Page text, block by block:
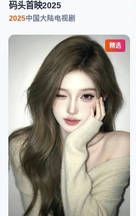
码头首映2025
2025中国大陆电视剧
精选